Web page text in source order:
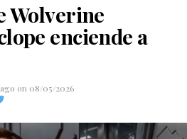
Wolverine
enciende a
on 08/05/2026